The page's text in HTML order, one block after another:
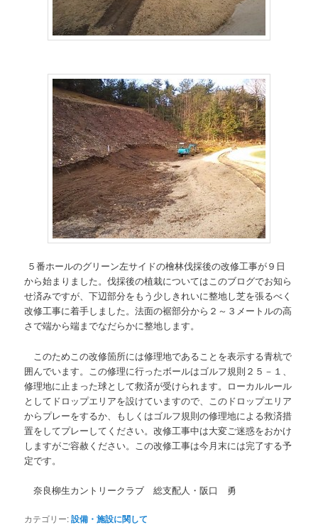
５番ホールのグリーン左サイドの檜林伐採後の改修工事が９日
から始まりました。伐採後の植栽についてはこのブログでお知ら
せ済みですが、下辺部分をもう少しきれいに整地し芝を張るべく
改修工事に着手しました。法面の裾部分から２～３メートルの高
さで端から端までなだらかに整地します。
このためこの改修箇所には修理地であることを表示する青杭で
囲んでいます。この修理に行ったボールはゴルフ規則２５－１、
修理地に止まった球として救済が受けられます。ローカルルール
としてドロップエリアを設けていますので、このドロップエリア
からプレーをするか、もしくはゴルフ規則の修理地による救済措
置をしてプレーしてください。改修工事中は大変ご迷惑をおかけ
しますがご容赦ください。この改修工事は今月末には完了する予
定です。
奈良柳生カントリークラブ 総支配人・阪口 勇
カテゴリー:設備・施設に関して